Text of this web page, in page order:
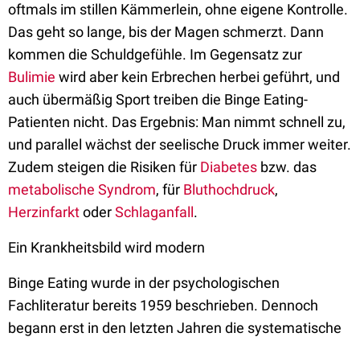
oftmals im stillen Kämmerlein, ohne eigene Kontrolle.
Das geht so lange, bis der Magen schmerzt. Dann
kommen die Schuldgefühle. Im Gegensatz zur
Bulimie wird aber kein Erbrechen herbei geführt, und
auch übermäßig Sport treiben die Binge Eating-
Patienten nicht. Das Ergebnis: Man nimmt schnell zu,
und parallel wächst der seelische Druck immer weiter.
Zudem steigen die Risiken für Diabetes bzw. das
metabolische Syndrom, für Bluthochdruck,
HerzinfarktoderSchlaganfall.
Ein Krankheitsbild wird modern
Binge Eating wurde in der psychologischen
Fachliteratur bereits 1959 beschrieben. Dennoch
begann erst in den letzten Jahren die systematische